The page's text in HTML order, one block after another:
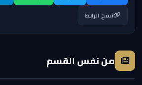
نسخ الرابط
من نفس القسم